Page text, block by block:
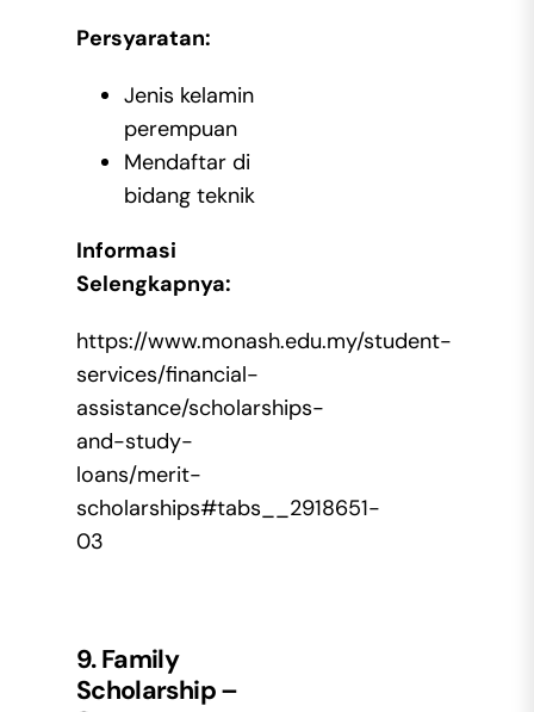
Persyaratan:
Jenis kelamin
perempuan
Mendaftar di
bidang teknik
Informasi
Selengkapnya:
https://www.monash.edu.my/student-
services/financial-
assistance/scholarships-
and-study-
loans/merit-
scholarships#tabs__2918651-
03
9. Family
Scholarship –